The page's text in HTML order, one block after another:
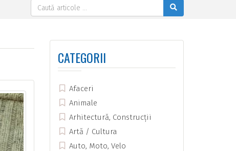
CATEGORII
Afaceri
Animale
Arhitectură, Construcții
Artă / Cultura
Auto, Moto, Velo